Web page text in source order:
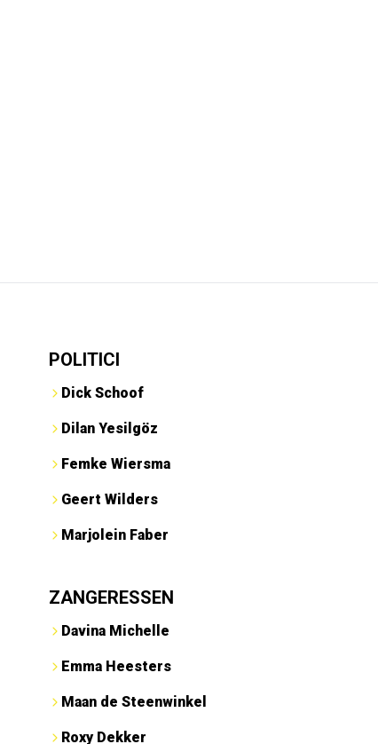
POLITICI
Dick Schoof
Dilan Yesilgöz
Femke Wiersma
Geert Wilders
Marjolein Faber
ZANGERESSEN
Davina Michelle
Emma Heesters
Maan de Steenwinkel
Roxy Dekker